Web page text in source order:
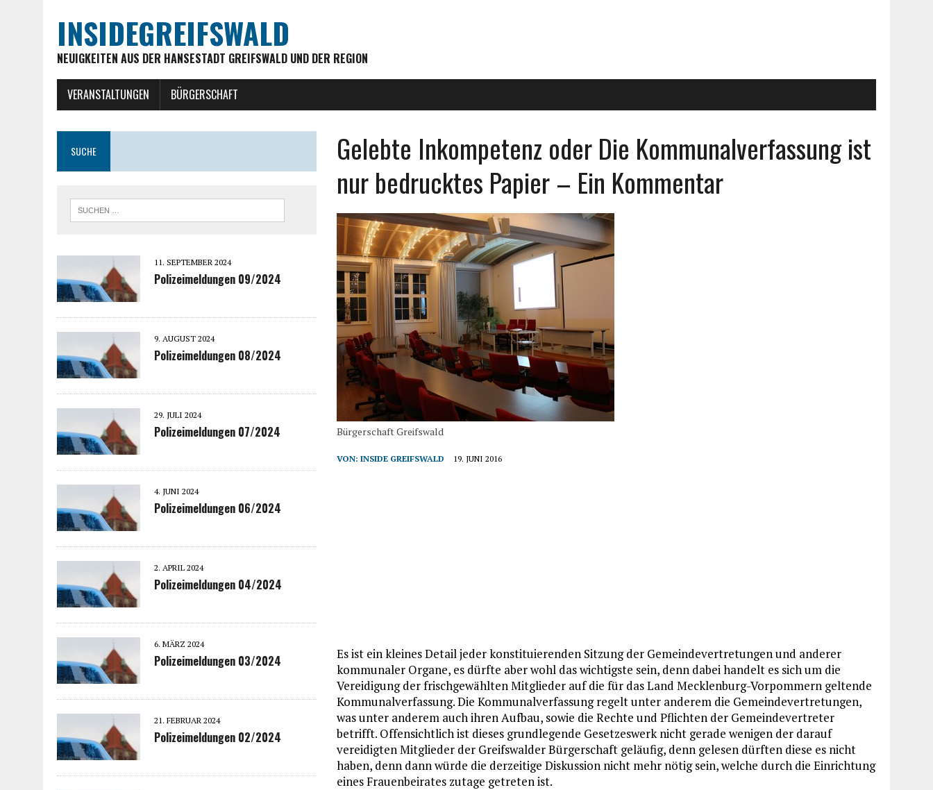
INSIDEGREIFSWALD
NEUIGKEITEN AUS DER HANSESTADT GREIFSWALD UND DER REGION
VERANSTALTUNGEN BÜRGERSCHAFT
Gelebte Inkompetenz oder Die Kommunalverfassung ist
nur bedrucktes Papier – Ein Kommentar
Bürgerschaft Greifswald
VON:INSIDE GREIFSWALD 19. JUNI 2016
Es ist ein kleines Detail jeder konstituierenden Sitzung der Gemeindevertretungen und anderer
kommunaler Organe, es dürfte aber wohl das wichtigste sein, denn dabei handelt es sich um die
Vereidigung der frischgewählten Mitglieder auf die für das Land Mecklenburg-Vorpommern geltende
Kommunalverfassung. Die Kommunalverfassung regelt unter anderem die Gemeindevertretungen,
was unter anderem auch ihren Aufbau, sowie die Rechte und Pflichten der Gemeindevertreter
betrifft. Offensichtlich ist dieses grundlegende Gesetzeswerk nicht gerade wenigen der darauf
vereidigten Mitglieder der Greifswalder Bürgerschaft geläufig, denn gelesen dürften diese es nicht
haben, denn dann würde die derzeitige Diskussion nicht mehr nötig sein, welche durch die Einrichtung
eines Frauenbeirates zutage getreten ist.
SUCHE
11. SEPTEMBER 2024
Polizeimeldungen 09/2024
9. AUGUST 2024
Polizeimeldungen 08/2024
29. JULI 2024
Polizeimeldungen 07/2024
4. JUNI 2024
Polizeimeldungen 06/2024
2. APRIL 2024
Polizeimeldungen 04/2024
6. MÄRZ 2024
Polizeimeldungen 03/2024
21. FEBRUAR 2024
Polizeimeldungen 02/2024